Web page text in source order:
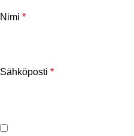
Nimi *
Sähköposti *